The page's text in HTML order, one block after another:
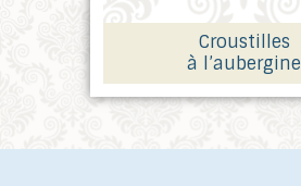
Croustilles
à l’aubergine